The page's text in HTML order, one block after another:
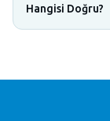
Hangisi Doğru?